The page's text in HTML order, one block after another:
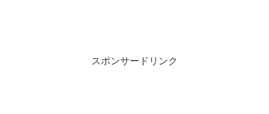
スポンサードリンク